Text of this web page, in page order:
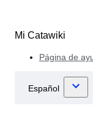
Mi Catawiki
Página de